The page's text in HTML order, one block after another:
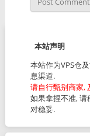
本站声明
本站作为VPS仓
息渠道.
请自行甄别商家,
如果拿捏不准, 请
对稳妥.